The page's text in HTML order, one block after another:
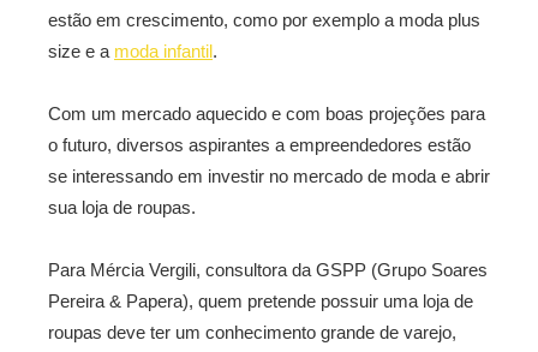
estão em crescimento, como por exemplo a moda plus
size e a moda infantil.
Com um mercado aquecido e com boas projeções para
o futuro, diversos aspirantes a empreendedores estão
se interessando em investir no mercado de moda e abrir
sua loja de roupas.
Para Mércia Vergili, consultora da GSPP (Grupo Soares
Pereira & Papera), quem pretende possuir uma loja de
roupas deve ter um conhecimento grande de varejo,